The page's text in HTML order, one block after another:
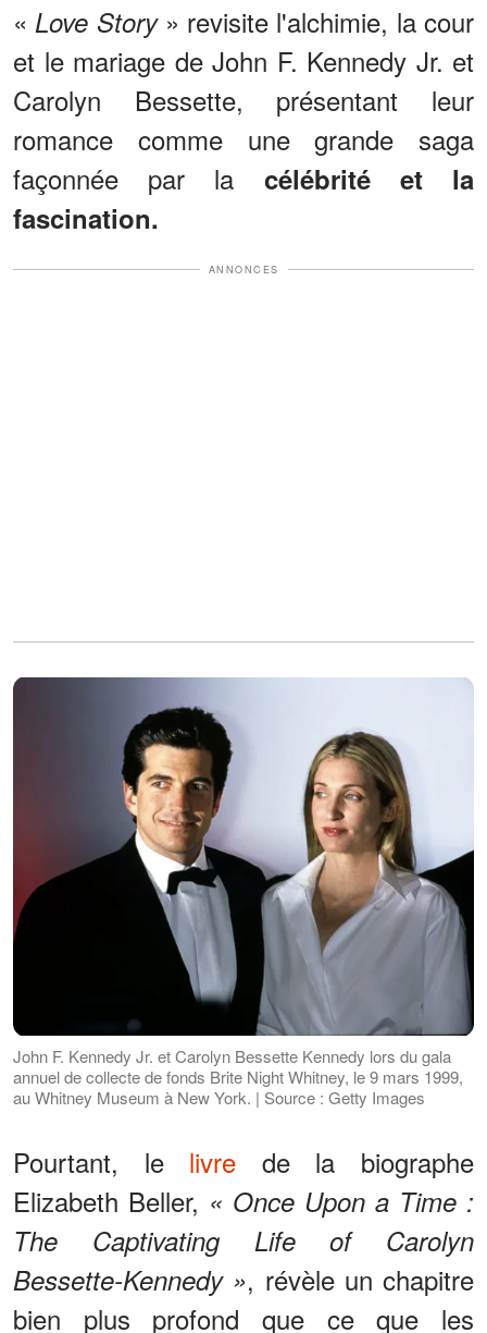
« Love Story» revisite l'alchimie, la cour
et le mariage de John F. Kennedy Jr. et
Carolyn Bessette, présentant leur
romance comme une grande saga
façonnée par la célébrité et la
fascination.
ANNONCES
John F. Kennedy Jr. et Carolyn Bessette Kennedy lors du gala
annuel de collecte de fonds Brite Night Whitney, le 9 mars 1999,
au Whitney Museum à New York. | Source : Getty Images
Pourtant, le livre de la biographe
Elizabeth Beller, « Once Upon a Time :
The Captivating Life of Carolyn
Bessette-Kennedy », révèle un chapitre
bien plus profond que ce que les